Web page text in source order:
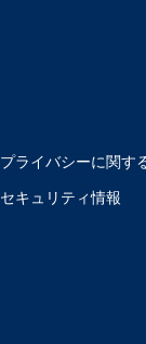
プライバシーに関す
セキュリティ情報